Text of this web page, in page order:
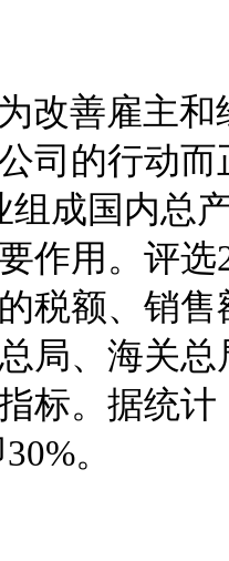
改善雇主和
司的行动
组成国内总
作用。评选
税额、销
局、海关
标。据统计
30%。